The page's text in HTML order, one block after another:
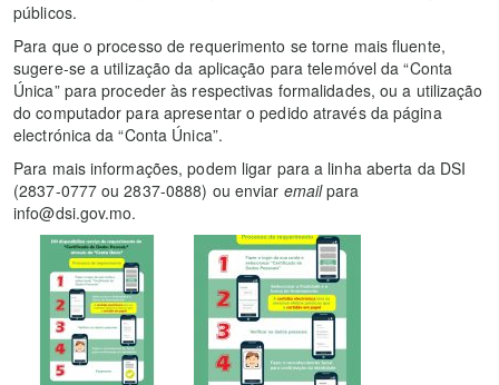
públicos.
Para que o processo de requerimento se torne mais fluente,
sugere-se a utilização da aplicação para telemóvel da “Conta
Única” para proceder às respectivas formalidades, ou a utilização
do computador para apresentar o pedido através da página
electrónica da “Conta Única”.
Para mais informações, podem ligar para a linha aberta da DSI
(2837-0777 ou 2837-0888) ou enviar emailpara
info@dsi.gov.mo.